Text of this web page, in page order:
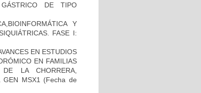
DE TIPO
Y
FASE I:
EN ESTUDIOS
EN FAMILIAS
DE LA CHORRERA,
GEN MSX1
(Fecha de